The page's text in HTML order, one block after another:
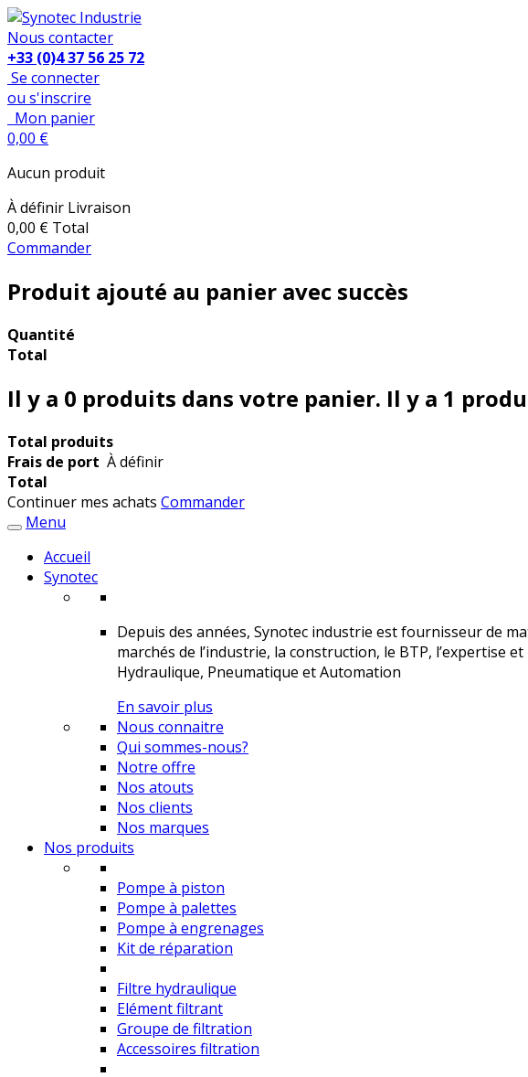
Nous contacter
+33 (0)4 37 56 25 72
Se connecter
ou s'inscrire
Mon panier
0,00 €
Aucun produit
À définir Livraison
0,00 € Total
Commander
Produit ajouté au panier avec succès
Quantité
Total
Il y a 0 produits dans votre panier. Il y a 1
Total produits
Frais de port À définir
Total
Continuer mes achats Commander
Menu
Accueil
Synotec
Depuis des années, Synotec industrie est fournisseur de
marchés de l’industrie, la construction, le BTP, l’expertise
Hydraulique, Pneumatique et Automation
En savoir plus
Nous connaitre
Qui sommes-nous?
Notre offre
Nos atouts
Nos clients
Nos marques
Nos produits
Pompe à piston
Pompe à palettes
Pompe à engrenages
Kit de réparation
Filtre hydraulique
Elément filtrant
Groupe de filtration
Accessoires filtration